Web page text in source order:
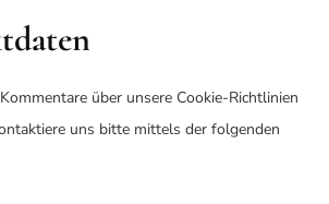
über unsere Cookie-Richtlinien
uns bitte mittels der folgenden